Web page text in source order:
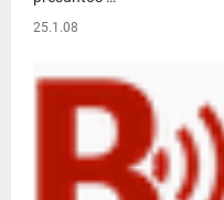
25.1.08